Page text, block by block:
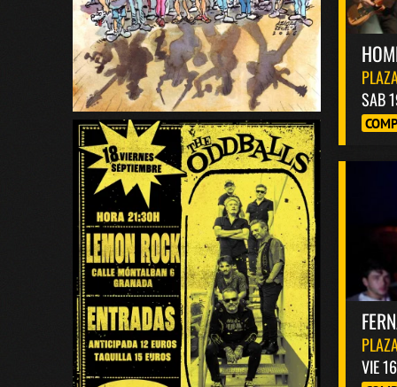
SAB
VIE